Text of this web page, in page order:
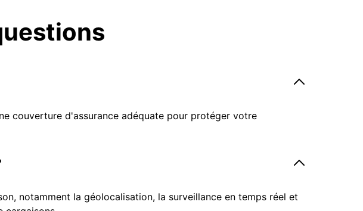
couverture d'assurance adéquate pour protéger votre
notamment la géolocalisation, la surveillance en temps réel et